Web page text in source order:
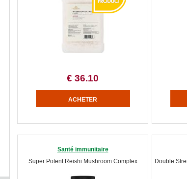
€ 36.10
Santé immunitaire
Super Potent Reishi Mushroom Complex
Double